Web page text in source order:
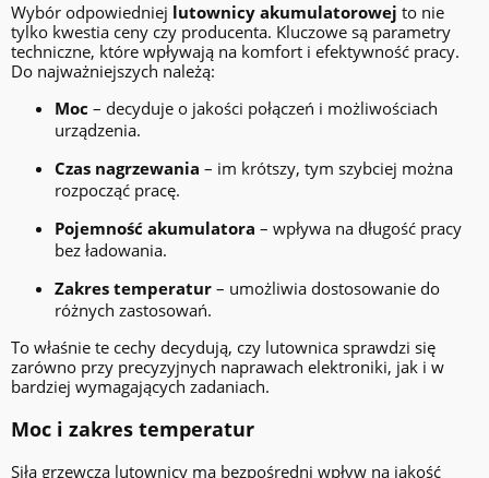
Wybór odpowiedniej lutownicy akumulatorowej to nie
tylko kwestia ceny czy producenta. Kluczowe są parametry
techniczne, które wpływają na komfort i efektywność pracy.
Do najważniejszych należą:
Moc – decyduje o jakości połączeń i możliwościach
urządzenia.
Czas nagrzewania – im krótszy, tym szybciej można
rozpocząć pracę.
Pojemność akumulatora – wpływa na długość pracy
bez ładowania.
Zakres temperatur – umożliwia dostosowanie do
różnych zastosowań.
To właśnie te cechy decydują, czy lutownica sprawdzi się
zarówno przy precyzyjnych naprawach elektroniki, jak i w
bardziej wymagających zadaniach.
Moc i zakres temperatur
Siła grzewcza lutownicy ma bezpośredni wpływ na jakość